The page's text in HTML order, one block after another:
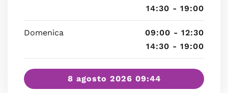
14:30 - 19:00
Domenica
09:00 - 12:30
14:30 - 19:00
8 agosto 2026 09:44